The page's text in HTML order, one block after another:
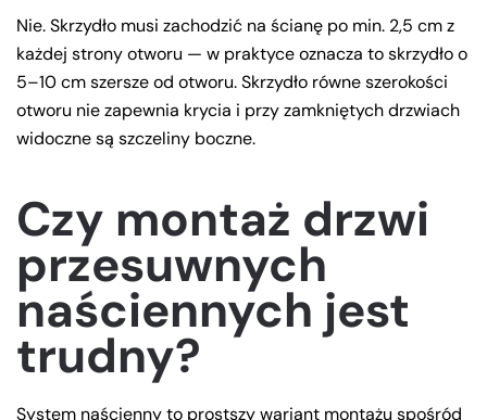
Nie. Skrzydło musi zachodzić na ścianę po min. 2,5 cm z
każdej strony otworu — w praktyce oznacza to skrzydło o
5–10 cm szersze od otworu. Skrzydło równe szerokości
otworu nie zapewnia krycia i przy zamkniętych drzwiach
widoczne są szczeliny boczne.
Czy montaż drzwi
przesuwnych
naściennych jest
trudny?
System naścienny to prostszy wariant montażu spośród